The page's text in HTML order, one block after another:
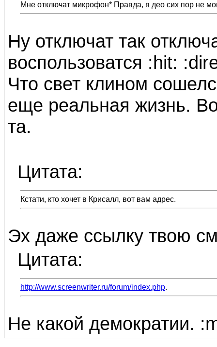
Мне отключат микрофон* Правда, я део сих пор не
Ну отключат так
воспользоватся :hit:
Что свет клином
еще реальная жизнь.
та.
Цитата:
Кстати, кто хочет в Крисалл, вот вам адрес.
Эх даже ссылку твою
Цитата:
http://www.screenwriter.ru/forum/index.php.
Не какой демократии.